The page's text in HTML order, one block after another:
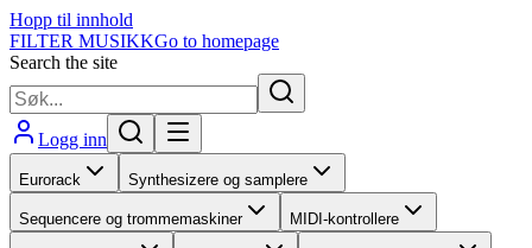
Hopp til innhold
FILTER MUSIKKGo to homepage
Search the site
Logg inn
Eurorack Synthesizere og samplere
Sequencere og trommemaskiner MIDI-kontrollere